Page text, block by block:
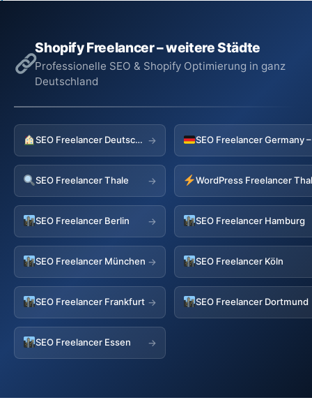
Shopify Freelancer – weitere Städte
Professionelle SEO & Shopify Optimierung in ganz
Deutschland
SEO Freelancer Deutschland →
SEO Freelancer Thale → WordPress Freelancer
SEO Freelancer Berlin → SEO Freelancer Hamburg
SEO Freelancer München → SEO Freelancer Köln
SEO Freelancer Frankfurt → SEO Freelancer Dortmund
SEO Freelancer Essen →